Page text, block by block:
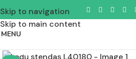
Skip to navigation
Skip to main content
MENU